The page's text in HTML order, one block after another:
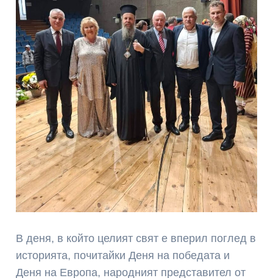
В деня, в който целият свят е вперил поглед в
историята, почитайки Деня на победата и
Деня на Европа, народният представител от